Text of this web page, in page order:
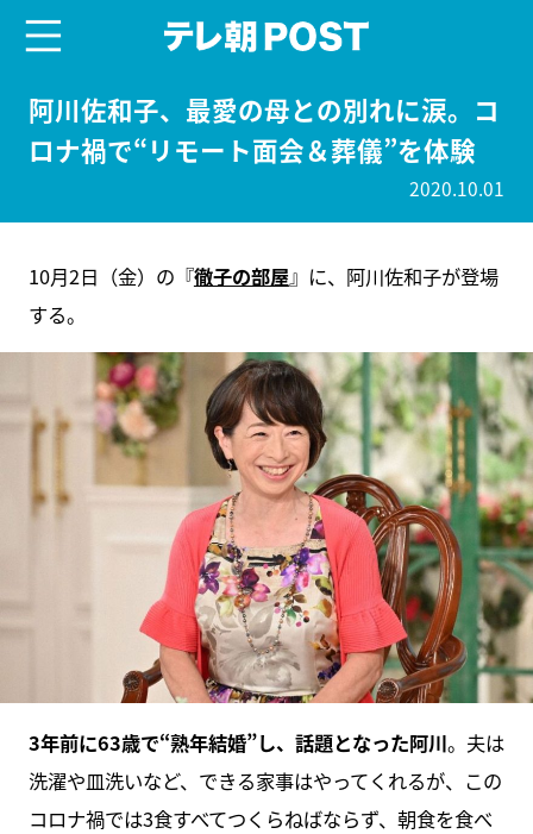
阿川佐和子、最愛の母との別れに涙。コ
ロナ禍で“リモート面会＆葬儀”を体験
2020.10.01
10月2日（金）の『徹子の部屋』に、阿川佐和子が登場
する。
3年前に63歳で“熟年結婚”し、話題となった阿川。夫は
洗濯や皿洗いなど、できる家事はやってくれるが、この
コロナ禍では3食すべてつくらねばならず、朝食を食べ